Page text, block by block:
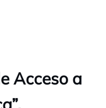
Acceso a